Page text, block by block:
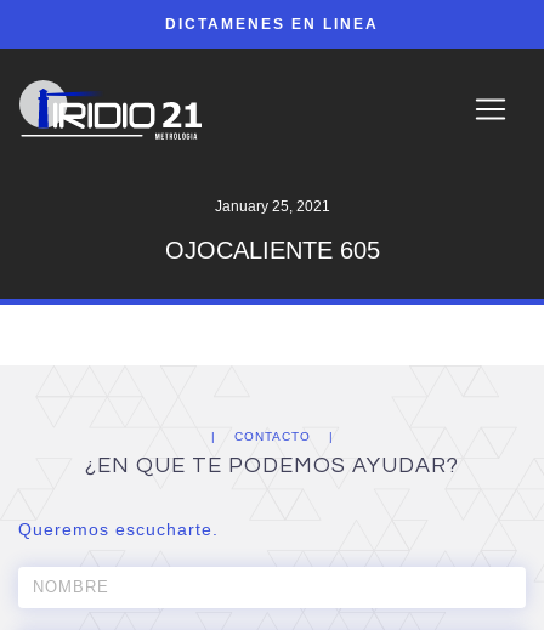
DICTAMENES EN LINEA
January 25, 2021
OJOCALIENTE 605
CONTACTO
¿EN QUE TE PODEMOS AYUDAR?
Queremos escucharte.